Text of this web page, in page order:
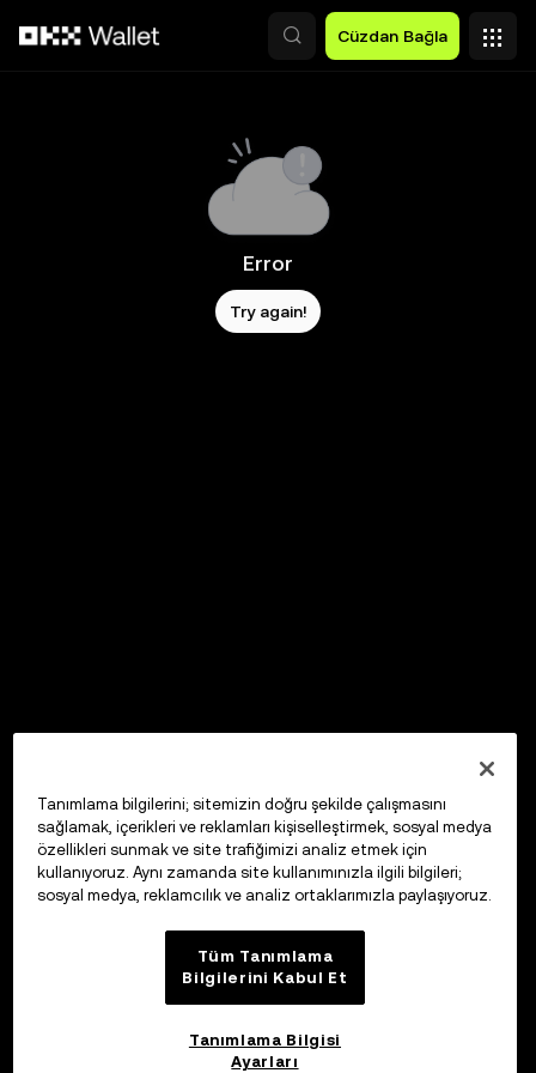
Cüzdan Bağla
Error
Try again!
Tanımlama bilgilerini; sitemizin doğru şekilde çalışmasını
sağlamak, içerikleri ve reklamları kişiselleştirmek, sosyal medya
özellikleri sunmak ve site trafiğimizi analiz etmek için
kullanıyoruz. Aynı zamanda site kullanımınızla ilgili bilgileri;
sosyal medya, reklamcılık ve analiz ortaklarımızla paylaşıyoruz.
Tüm Tanımlama
Bilgilerini Kabul Et
Tanımlama Bilgisi
Ayarları